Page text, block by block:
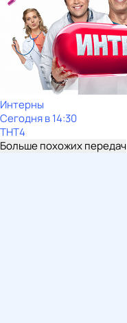
Интерны
Сегодня в 14:30
ТНТ4
Больше похожих передач